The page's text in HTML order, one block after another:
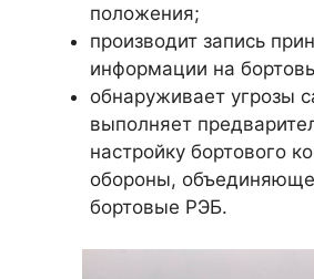
положения;
производит запись
информации на
обнаруживает угрозы
выполняет
настройку бортового
обороны,
бортовые РЭБ.